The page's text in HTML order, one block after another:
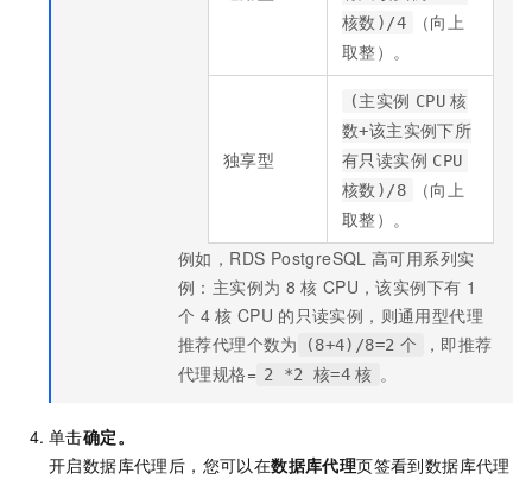
核数)/4
（向上
取整）。
独享型
(主实例 CPU 核
数+该主实例下所
有只读实例 CPU
核数)/8
（向上
取整）。
例如，RDS PostgreSQL 高可用系列实
例：主实例为 8 核 CPU，该实例下有 1
个 4 核 CPU 的只读实例，则通用型代理
推荐代理个数为
(8+4)/8=2 个
，即推荐
代理规格= 2 *2 核=4 核 。
单击确定。
开启数据库代理后，您可以在数据库代理页签看到数据库代理